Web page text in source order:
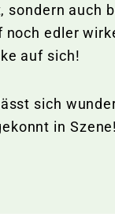
auch
edler
auf sich!
sich
in Szene!